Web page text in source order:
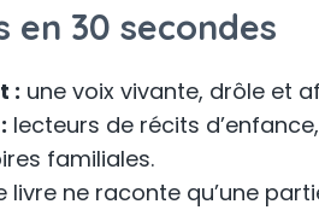
en 30 secondes
: une voix vivante, drôle et
lecteurs de récits
familiales.
livre ne raconte qu’une